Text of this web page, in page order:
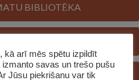
BIBLIOTĒKA
BIBLIOTĒKĀ
kā arī mēs spētu izpildīt
savas un trešo pušu
Jūsu piekrišanu var tik